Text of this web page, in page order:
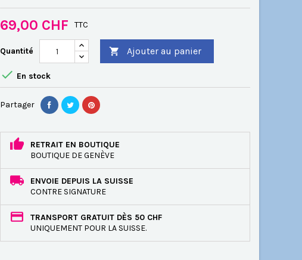
69,00 CHF TTC
Quantité  Ajouter au panier
 En stock
Partager
RETRAIT EN BOUTIQUE
BOUTIQUE DE GENÈVE
ENVOIE DEPUIS LA SUISSE
CONTRE SIGNATURE
TRANSPORT GRATUIT DÈS 50 CHF
UNIQUEMENT POUR LA SUISSE.